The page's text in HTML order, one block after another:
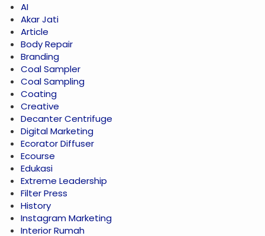
AI
Akar Jati
Article
Body Repair
Branding
Coal Sampler
Coal Sampling
Coating
Creative
Decanter Centrifuge
Digital Marketing
Ecorator Diffuser
Ecourse
Edukasi
Extreme Leadership
Filter Press
History
Instagram Marketing
Interior Rumah